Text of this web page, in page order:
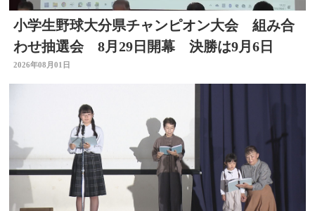
小学生野球大分県チャンピオン大会 組み合
わせ抽選会 8月29日開幕 決勝は9月6日
2026年08月01日